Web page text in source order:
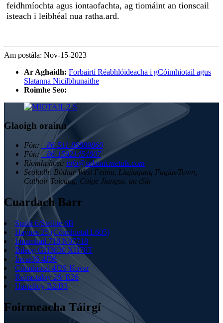
feidhmíochta agus iontaofachta, ag tiomáint an tionscail
isteach i leibhéal nua ratha.ard.
Am postála: Nov-15-2023
Ar Aghaidh: Forbairtí Réabhlóideacha i gCóimhiotail agus
Slatanna Nicilbhunaithe
Roimhe Seo:
Glaoigh orainn
Fón: +86-511-86889860
Fón: +86-15921454807
Ríomhphost: info@sekonicmetals.com
Seoladh: Bóthar West Feima, Liujiagang FuqiaoTown,
Cathair Taicang, Cúige Jiangsu, an tSín
Cuardach Barr
Stailit 6/Stellite 6B
Haynes 25 (Cóimhiotal L605)
Ionamhail 718 N07718
Bileog GH3030 XH78T
Invar36-4J36
Cóimhiotal 4J29-Kovar
Refractaloy 26/ R26
Hastelloy B2/B3
Foirmeacha Táirgí